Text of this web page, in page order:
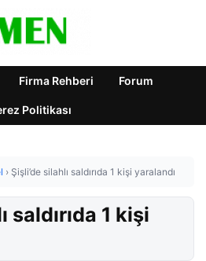
Firma Rehberi Forum
Politikası
› Şişli’de silahlı saldırıda 1 kişi yaralandı
saldırıda 1 kişi